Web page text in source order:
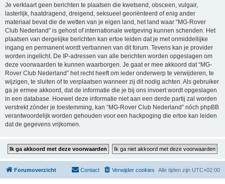
Je verklaart geen berichten te plaatsen die kwetsend, obsceen, vulgair,
lasterlijk, haatdragend, dreigend, seksueel georiënteerd of enig ander
materiaal bevat die de wetten van je eigen land, het land waar “MG-Rover
Club Nederland” is gehost of internationale wetgeving kunnen schenden. Het
plaatsen van dergelijke berichten kan ertoe leiden dat je met onmiddellijke
ingang en permanent wordt verbannen van dit forum. Tevens kan je provider
worden ingelicht. De IP-adressen van alle berichten worden opgeslagen om
deze voorwaarden te kunnen waarborgen. Je gaat er mee akkoord dat “MG-
Rover Club Nederland” het recht heeft om ieder onderwerp te verwijderen, te
wijzigen, te sluiten of te verplaatsen wanneer zij dit nodig achten. Als gebruiker
ga je ermee akkoord, dat de informatie die je bij ons invoert wordt opgeslagen
in een database. Hoewel deze informatie niet aan een derde partij zal worden
verstrekt zónder je toestemming, kan “MG-Rover Club Nederland” nóch phpBB
verantwoordelijk worden gehouden voor een hackpoging die ertoe kan leiden
dat de gegevens vrijkomen.
Forumoverzicht Alle tijden zijn UTC+02:00
Verwijder cookies
Contact